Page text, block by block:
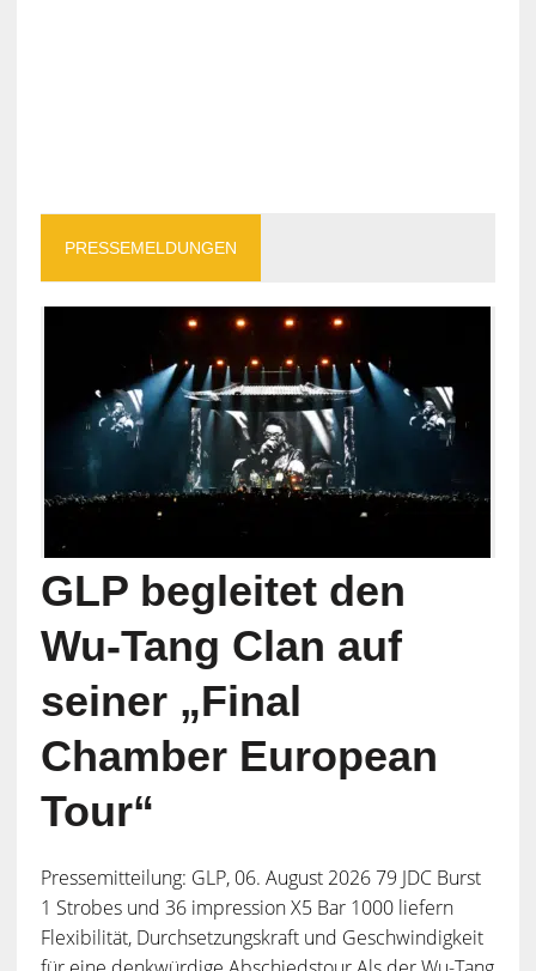
PRESSEMELDUNGEN
GLP begleitet den
Wu-Tang Clan auf
seiner „Final
Chamber European
Tour“
Pressemitteilung: GLP, 06. August 2026 79 JDC Burst
1 Strobes und 36 impression X5 Bar 1000 liefern
Flexibilität, Durchsetzungskraft und Geschwindigkeit